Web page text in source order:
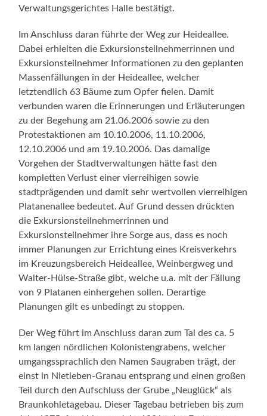
Verwaltungsgerichtes Halle bestätigt.
Im Anschluss daran führte der Weg zur Heideallee.
Dabei erhielten die Exkursionsteilnehmerrinnen und
Exkursionsteilnehmer Informationen zu den geplanten
Massenfällungen in der Heideallee, welcher
letztendlich 63 Bäume zum Opfer fielen. Damit
verbunden waren die Erinnerungen und Erläuterungen
zu der Begehung am 21.06.2006 sowie zu den
Protestaktionen am 10.10.2006, 11.10.2006,
12.10.2006 und am 19.10.2006. Das damalige
Vorgehen der Stadtverwaltungen hätte fast den
kompletten Verlust einer vierreihigen sowie
stadtprägenden und damit sehr wertvollen vierreihigen
Platanenallee bedeutet. Auf Grund dessen drückten
die Exkursionsteilnehmerrinnen und
Exkursionsteilnehmer ihre Sorge aus, dass es noch
immer Planungen zur Errichtung eines Kreisverkehrs
im Kreuzungsbereich Heideallee, Weinbergweg und
Walter-Hülse-Straße gibt, welche u.a. mit der Fällung
von 9 Platanen einhergehen sollen. Derartige
Planungen gilt es unbedingt zu stoppen.
Der Weg führt im Anschluss daran zum Tal des ca. 5
km langen nördlichen Kolonistengrabens, welcher
umgangssprachlich den Namen Saugraben trägt, der
einst in Nietleben-Granau entsprang und einen großen
Teil durch den Aufschluss der Grube „Neuglück“ als
Braunkohletagebau. Dieser Tagebau betrieben bis zum